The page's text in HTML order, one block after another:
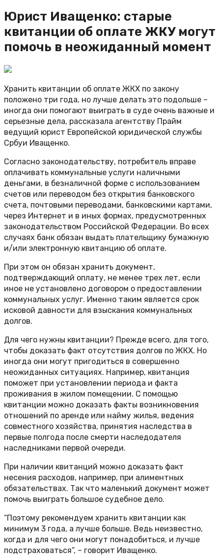
Юрист Иващенко: старые
квитанции об оплате ЖКУ могут
помочь в неожиданный момент
Хранить квитанции об оплате ЖКХ по закону
положено три года, но лучше делать это подольше –
иногда они помогают выиграть в суде очень важные и
серьезные дела, рассказала агентству Прайм
ведущий юрист Европейской юридической службы
Србуи Иващенко.
Согласно законодательству, потребитель вправе
оплачивать коммунальные услуги наличными
деньгами, в безналичной форме с использованием
счетов или переводом без открытия банковского
счета, почтовыми переводами, банковскими картами,
через Интернет и в иных формах, предусмотренных
законодательством Российской Федерации. Во всех
случаях банк обязан выдать плательщику бумажную
и/или электронную квитанцию об оплате.
При этом он обязан хранить документ,
подтверждающий оплату, не менее трех лет, если
иное не установлено договором о предоставлении
коммунальных услуг. Именно таким является срок
исковой давности для взыскания коммунальных
долгов.
Для чего нужны квитанции? Прежде всего, для того,
чтобы доказать факт отсутствия долгов по ЖКХ. Но
иногда они могут пригодиться в совершенно
неожиданных ситуациях. Например, квитанция
поможет при установлении периода и факта
проживания в жилом помещении. С помощью
квитанции можно доказать факты возникновения
отношений по аренде или найму жилья, ведения
совместного хозяйства, принятия наследства в
первые полгода после смерти наследодателя
наследниками первой очереди.
При наличии квитанций можно доказать факт
несения расходов, например, при алиментных
обязательствах. Так что маленький документ может
помочь выиграть большое судебное дело.
“Поэтому рекомендуем хранить квитанции как
минимум 3 года, а лучше больше. Ведь неизвестно,
когда и для чего они могут понадобиться, и лучше
подстраховаться”, – говорит Иващенко.